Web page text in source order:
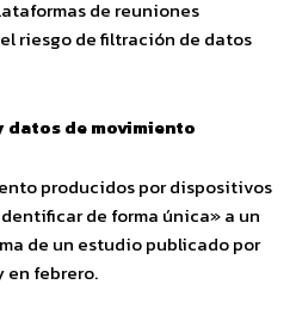
de reuniones
riesgo de filtración de datos
de movimiento
producidos por dispositivos
de forma única» a un
de un estudio publicado por
en febrero.